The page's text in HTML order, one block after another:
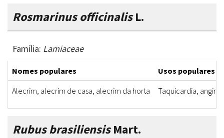
Rosmarinus officinalisL.
Família: Lamiaceae
Nomes populares
Usos populares
Alecrim, alecrim de casa, alecrim da horta
Taquicardia,
Rubus brasiliensisMart.